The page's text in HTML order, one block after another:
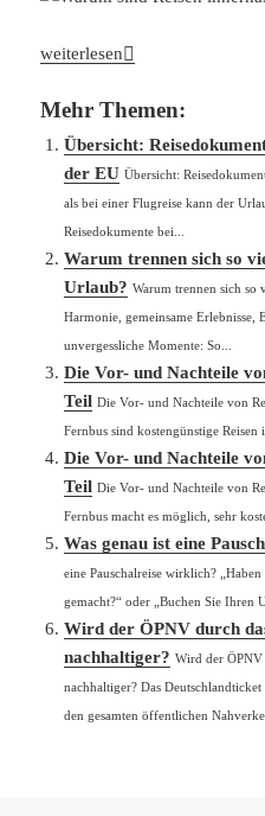
Warum sind Reisen innerhalb
weiterlesen
Mehr Themen:
Übersicht:
der EU Übersicht:
als bei einer Flugreise kann der
Reisedokumente bei...
Warum trennen sich so
Urlaub? Warum trennen sich so
Harmonie, gemeinsame Erlebnisse,
unvergessliche Momente: So...
Die Vor- und Nachteile
Teil Die Vor- und Nachteile von
Fernbus sind kostengünstige Reisen
Die Vor- und Nachteile
Teil Die Vor- und Nachteile von
Fernbus macht es möglich, sehr
Was genau ist eine
eine Pauschalreise wirklich?
gemacht?“ oder „Buchen Sie Ihren
Wird der ÖPNV durch
nachhaltiger? Wird der ÖPNV
nachhaltiger? Das
den gesamten öffentlichen